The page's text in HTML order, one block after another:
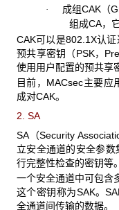
· 成组CAK（
组成CA，
CAK可以是802.1X认
预共享密钥（PSK，
使用用户配置的预共享
目前，MACsec主要应
成对CAK。
2. SA
SA（Security
立安全通道的安全参
行完整性检查的密钥等。
一个安全通道中可包含
这个密钥称为SAK。
全通道间传输的数据。